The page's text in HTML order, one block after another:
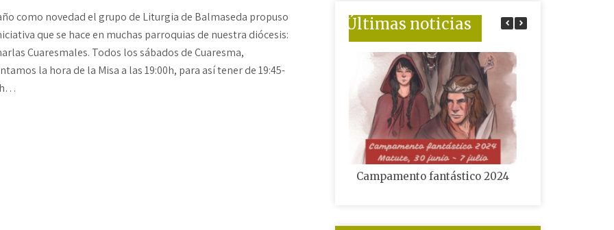
como novedad el grupo de Liturgia de Balmaseda propuso
que se hace en muchas parroquias de nuestra diócesis:
Cuaresmales. Todos los sábados de Cuaresma,
la hora de la Misa a las 19:00h, para así tener de 19:45-
Últimas noticias
Campamento fantástico 2024